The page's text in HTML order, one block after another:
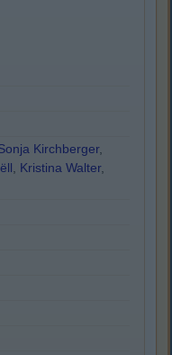
Kirchberger,
, Kristina Walter,